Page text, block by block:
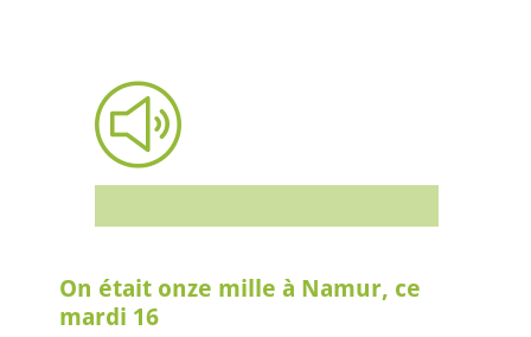
On était onze mille à Namur, ce
mardi 16